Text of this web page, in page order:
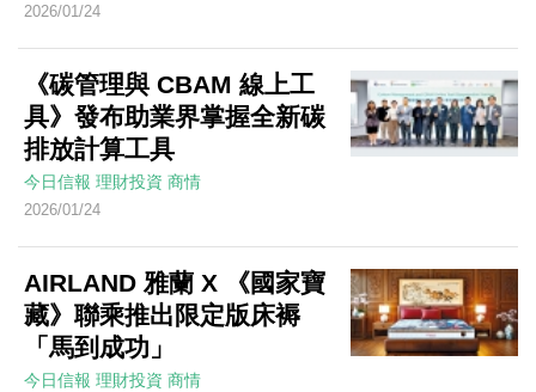
2026/01/24
《碳管理與 CBAM 線上工
具》發布助業界掌握全新碳
排放計算工具
今日信報 理財投資 商情
2026/01/24
AIRLAND 雅蘭 X 《國家寶
藏》聯乘推出限定版床褥
「馬到成功」
今日信報 理財投資 商情